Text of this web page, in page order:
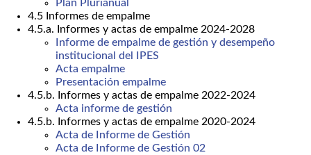
Plan Plurianual
4.5 Informes de empalme
4.5.a. Informes y actas de empalme 2024-2028
Informe de empalme de gestión y desempeño
institucional del IPES
Acta empalme
Presentación empalme
4.5.b. Informes y actas de empalme 2022-2024
Acta informe de gestión
4.5.b. Informes y actas de empalme 2020-2024
Acta de Informe de Gestión
Acta de Informe de Gestión 02